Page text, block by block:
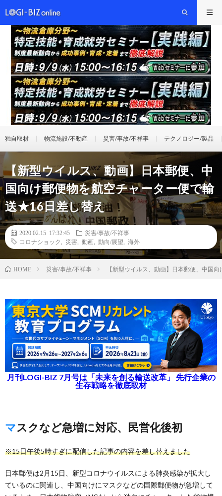
独自取材 物流施設/不動産 災害/事故/不祥事 テクノロジー/製品
【新型ウイルス、動画】日本郵便、中
国向け郵便物を航空チャーター便で輸
送★16日差し替え
2020.02.15 17:32:45
災害/事故/不祥事
コロナショック
災害 動画 動向/展望 海外
HOME 災害/事故/不祥事 【新型ウイルス、動画】日本郵便、中国
月刊LOGI-BIZ 7月号は「未来を創る輸送改革」 先行企業の
生存戦略を徹底取材
マスクなど急増に対応、民営化後初
※15日午後5時すぎに配信した記事の内容を差し替えました
日本郵便は2月15日、新型コロナウイルスによる肺炎感染が拡大し
ているのに関連し、中国向けにマスクなどの国際郵便物が急増して